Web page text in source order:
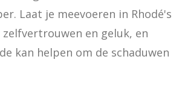
Laat je meevoeren in Rhodé's
en geluk, en
kan helpen om de schaduwen